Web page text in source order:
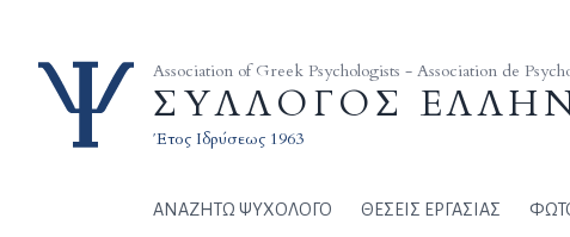
Association of Greek Psychologists - Association de
ΣΥΛΛΟΓΟΣ
Έτος Ιδρύσεως 1963
ΑΝΑΖΗΤΩ ΨΥΧΟΛΟΓΟ ΘΕΣΕΙΣ ΕΡΓΑΣΙΑΣ